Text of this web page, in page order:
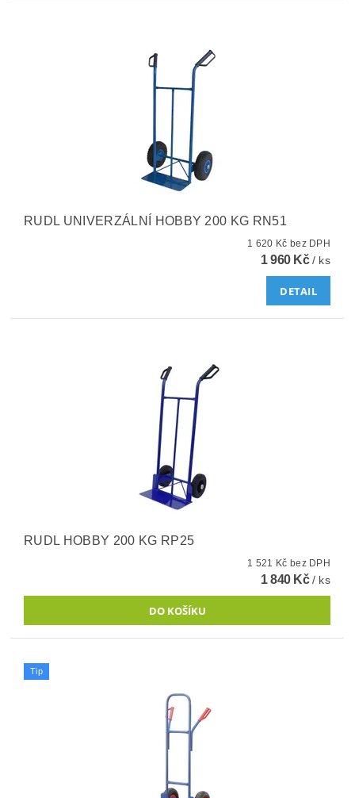
RUDL UNIVERZÁLNÍ HOBBY 200 KG RN51
1 620 Kč bez DPH
1 960 Kč/ ks
DETAIL
RUDL HOBBY 200 KG RP25
1 521 Kč bez DPH
1 840 Kč/ ks
Tip